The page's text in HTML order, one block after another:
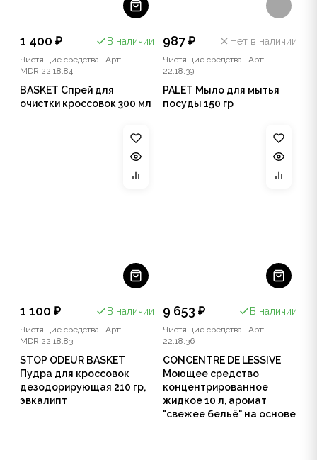
1 400 ₽ В наличии
Чистящие средства · Арт:
MDR.22.18.84
BASKET Спрей для
очистки кроссовок 300 мл
987 ₽ Нет в наличии
Чистящие средства · Арт:
22.18.39
PALET Мыло для мытья
посуды 150 гр
1 100 ₽ В наличии
Чистящие средства · Арт:
MDR.22.18.83
STOP ODEUR BASKET
Пудра для кроссовок
дезодорирующая 210 гр,
эвкалипт
9 653 ₽ В наличии
Чистящие средства · Арт:
22.18.36
CONCENTRE DE LESSIVE
Моющее средство
концентрированное
жидкое 10 л, аромат
"свежее бельё" на основе